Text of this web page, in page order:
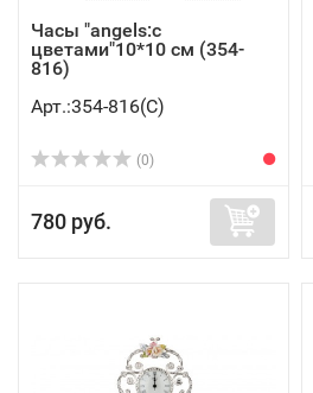
Часы "angels:с
цветами"10*10 см (354-
816)
Арт.:354-816(C)
(0)
780 руб.